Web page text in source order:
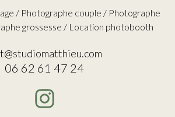
/ Photographe couple / Photographe
grossesse / Location photobooth
06 62 61 47 24